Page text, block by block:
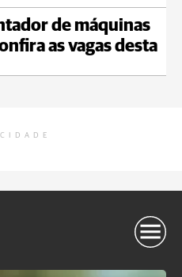
de máquinas
as vagas desta